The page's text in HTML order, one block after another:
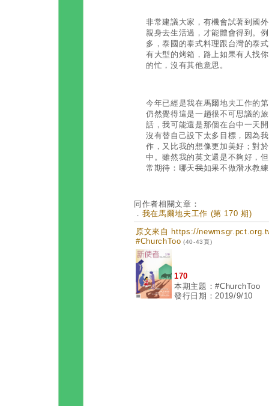
非常建議大家，有機會試著到國
親身去生活過，才能體會得到。
多，泰國的泰式料理跟台灣的泰
有大型的烤箱，路上如果有人找
的忙，沒有其他意思。
今年已經是我在馬爾地夫工作的
仍然覺得這是一趟很不可思議的
話，我可能還是那個在台中一天
沒有替自己設下太多目標，因為
作，又比我的想像更加美好；對
中。雖然我的英文還是不夠好，
常期待：哪天我如果不做潛水教
同作者相關文章：
． 我在馬爾地夫工作 (第 170 期)
原文來自 https://
#ChurchToo (40-43頁)
170
本期主題：#ChurchToo
發行日期：2019/9/10